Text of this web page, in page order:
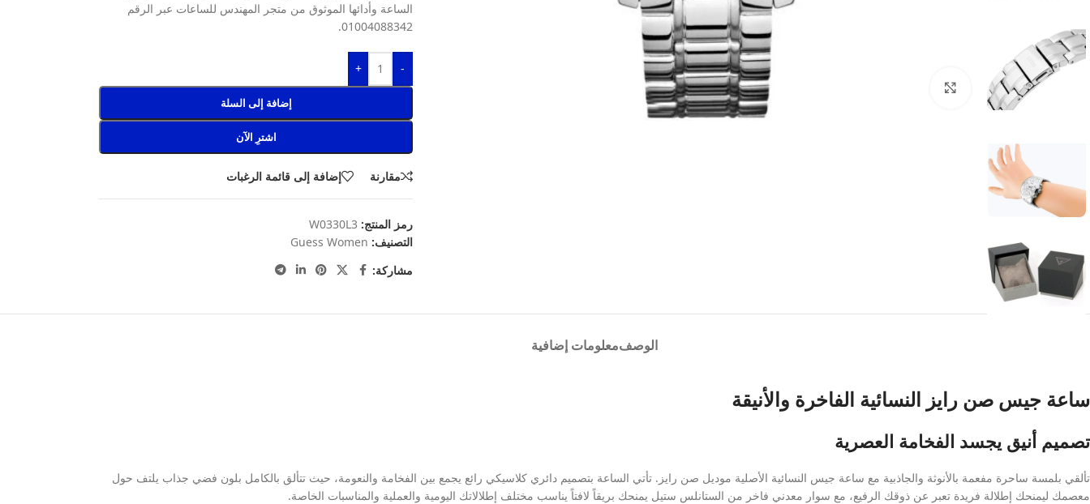
الساعة وأدائها الموثوق من متجر المهندس للساعات عبر الرقم
01004088342.
-
+
إضافة إلى السلة
اشترِ الآن
مقارنة إضافة إلى قائمة الرغبات
رمز المنتج: W0330L3
التصنيف: Guess Women
مشاركة:
الوصفمعلومات إضافية
ساعة جيس صن رايز النسائية الفاخرة والأنيقة
تصميم أنيق يجسد الفخامة العصرية
تألقي بلمسة ساحرة مفعمة بالأنوثة والجاذبية مع ساعة جيس النسائية الأصلية موديل صن رايز. تأتي الساعة بتصميم دائري كلاسيكي رائع يجمع بين الفخامة والنعومة، حيث تتألق بالكامل بلون فضي جذاب يلتف حول
معصمك ليمنحك إطلالة فريدة تعبر عن ذوقك الرفيع، مع سوار معدني فاخر من الستانلس ستيل يمنحك بريقاً لافتاً يناسب مختلف إطلالاتك اليومية والعملية والمناسبات الخاصة.